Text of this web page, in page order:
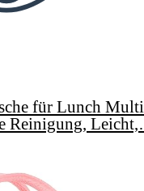
für Lunch
Reinigung,